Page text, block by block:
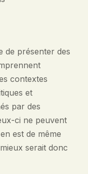
de présenter des
contextes
et
par des
ci ne peuvent
est de même
serait donc